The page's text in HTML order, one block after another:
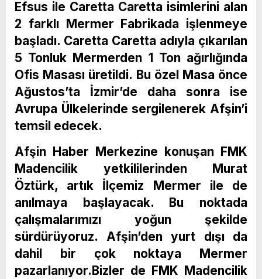
Efsus ile Caretta Caretta isimlerini alan
2 farklı Mermer Fabrikada işlenmeye
başladı. Caretta Caretta adıyla çıkarılan
5 Tonluk Mermerden 1 Ton ağırlığında
Ofis Masası üretildi. Bu özel Masa önce
Ağustos’ta İzmir’de daha sonra ise
Avrupa Ülkelerinde sergilenerek Afşin’i
temsil edecek.
Afşin Haber Merkezine konuşan FMK
Madencilik yetkililerinden Murat
Öztürk, artık İlçemiz Mermer ile de
anılmaya başlayacak. Bu noktada
çalışmalarımızı yoğun şekilde
sürdürüyoruz. Afşin’den yurt dışı da
dahil bir çok noktaya Mermer
pazarlanıyor.Bizler de FMK Madencilik